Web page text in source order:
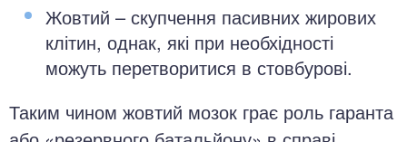
Жовтий – скупчення пасивних жирових
клітин, однак, які при необхідності
можуть перетворитися в стовбурові.
Таким чином жовтий мозок грає роль гаранта